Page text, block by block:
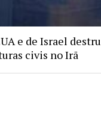
e de Israel
civis no Irã